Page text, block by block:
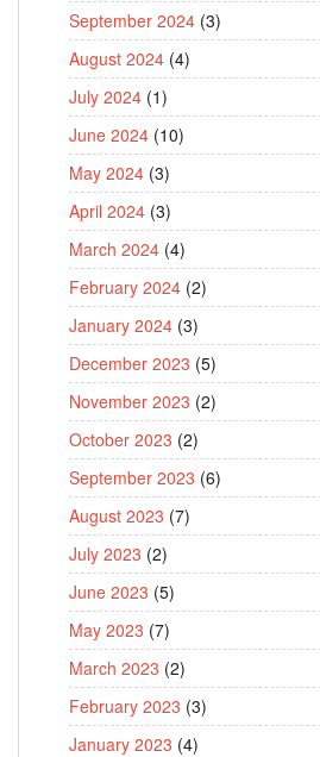
September 2024 (3)
August 2024 (4)
July 2024 (1)
June 2024 (10)
May 2024 (3)
April 2024 (3)
March 2024 (4)
February 2024 (2)
January 2024 (3)
December 2023 (5)
November 2023 (2)
October 2023 (2)
September 2023 (6)
August 2023 (7)
July 2023 (2)
June 2023 (5)
May 2023 (7)
March 2023 (2)
February 2023 (3)
January 2023 (4)